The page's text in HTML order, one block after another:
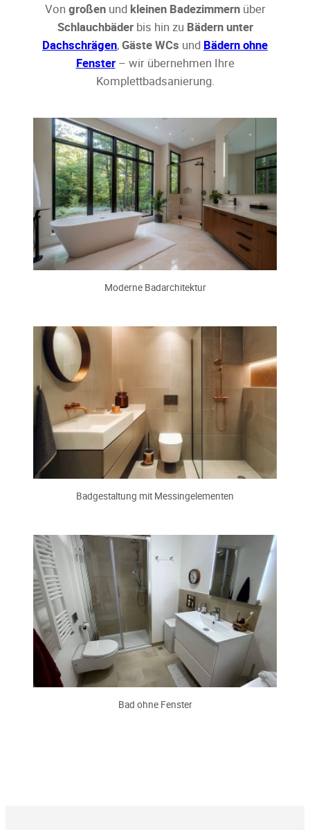
Von großenund kleinen Badezimmernüber
Schlauchbäderbis hin zu Bädern unter
Dachschrägen,Gäste WCs und Bädern ohne
Fenster– wir übernehmen Ihre
Komplettbadsanierung.
Moderne Badarchitektur
Badgestaltung mit Messingelementen
Bad ohne Fenster